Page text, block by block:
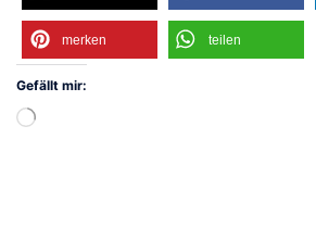
merken teilen
Gefällt mir:
Wird